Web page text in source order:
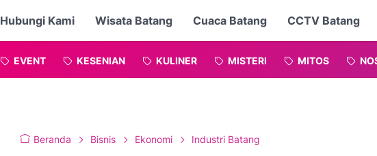
Hubungi Kami Wisata Batang Cuaca Batang CCTV Batang
EVENT KESENIAN KULINER MISTERI MITOS
Beranda Bisnis Ekonomi Industri Batang